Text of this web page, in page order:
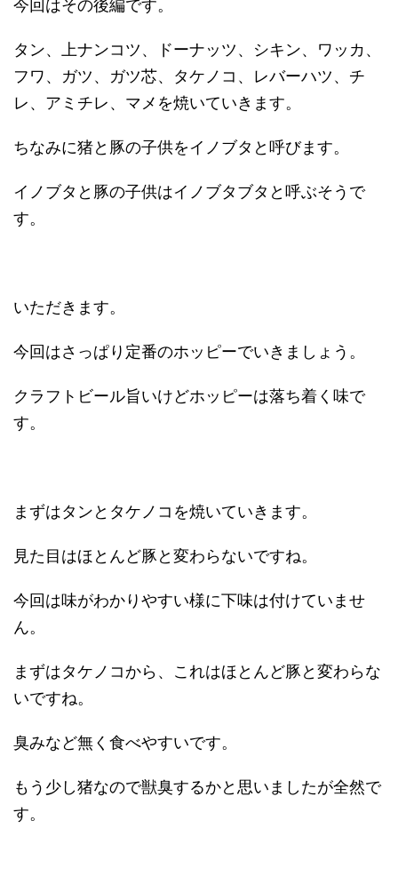
今回はその後編です。
タン、上ナンコツ、ドーナッツ、シキン、ワッカ、
フワ、ガツ、ガツ芯、タケノコ、レバーハツ、チ
レ、アミチレ、マメを焼いていきます。
ちなみに猪と豚の子供をイノブタと呼びます。
イノブタと豚の子供はイノブタブタと呼ぶそうで
す。
いただきます。
今回はさっぱり定番のホッピーでいきましょう。
クラフトビール旨いけどホッピーは落ち着く味で
す。
まずはタンとタケノコを焼いていきます。
見た目はほとんど豚と変わらないですね。
今回は味がわかりやすい様に下味は付けていませ
ん。
まずはタケノコから、これはほとんど豚と変わらな
いですね。
臭みなど無く食べやすいです。
もう少し猪なので獣臭するかと思いましたが全然で
す。